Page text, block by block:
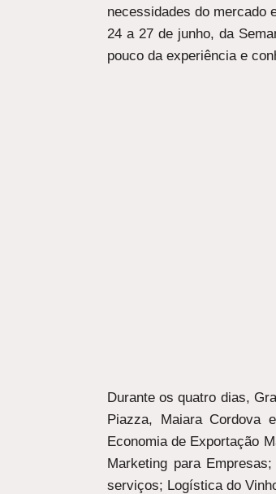
necessidades do mercado
24 a 27 de junho, da
pouco da experiência e
Durante os quatro dias,
Piazza, Maiara Cordova
Economia de Exportação
Marketing para
serviços; Logística do